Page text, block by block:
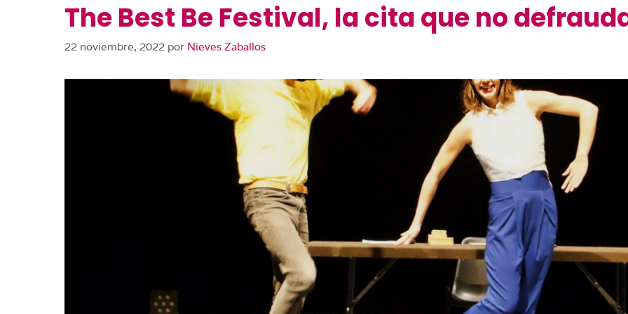
The Best Be Festival, la cita que no
22 noviembre, 2022 por Nieves Zaballos